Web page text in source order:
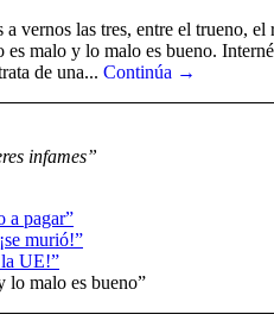
vernos las tres, entre el trueno,
malo y lo malo es bueno.
de una... Continúa →
infames”
a pagar”
murió!”
UE!”
lo malo es bueno”